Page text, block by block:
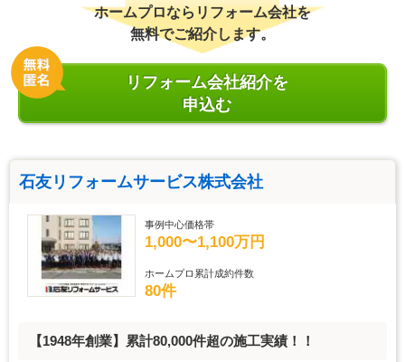
ホームプロならリフォーム会社を
無料でご紹介します。
リフォーム会社紹介を
申込む
石友リフォームサービス株式会社
事例中心価格帯
1,000〜1,100万円
ホームプロ累計成約件数
80件
【1948年創業】累計80,000件超の施工実績！！